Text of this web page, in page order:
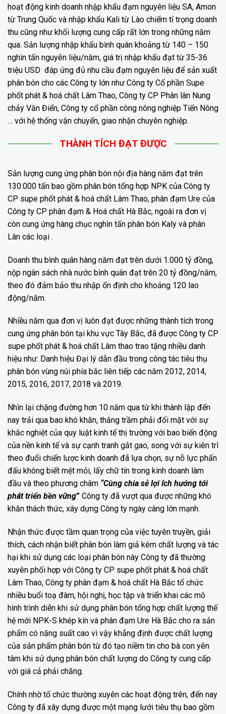
hoạt động kinh doanh nhập khẩu đạm nguyên liệu SA, Amon
từ Trung Quốc và nhập khẩu Kali từ Lào chiểm tỉ trọng doanh
thu cũng như khối lượng cung cấp rất lớn trong những năm
qua. Sản lượng nhập khẩu bình quân khoảng từ 140 – 150
nghìn tấn nguyên liệu/năm, giá trị nhập khẩu đạt từ 35-36
triệu USD đáp ứng đủ nhu cầu đạm nguyên liệu để sản xuất
phân bón cho các Công ty lớn như Công ty Cổ phần Supe
phốt phát & hoá chất Lâm Thao, Công ty CP Phân lân Nung
chảy Văn Điển, Công ty cổ phần công nông nghiệp Tiến Nông
… với hệ thống vận chuyển, giao nhận chuyên nghiệp.
THÀNH TÍCH ĐẠT ĐƯỢC
Sản lượng cung ứng phân bón nội địa hàng năm đạt trên
130.000 tấn bao gồm phân bón tổng hợp NPK của Công ty
CP supe phốt phát & hoá chất Lâm Thao, phân đạm Ure của
Công ty CP phân đạm & Hoá chất Hà Bắc, ngoài ra đơn vị
còn cung ứng hàng chục nghìn tấn phân bón Kaly và phân
Lân các loại .
Doanh thu bình quân hàng năm đạt trên dưới 1.000 tỷ đồng,
nộp ngân sách nhà nước bình quân đạt trên 20 tỷ đồng/năm,
theo đó đảm bảo thu nhập ổn định cho khoảng 120 lao
động/năm.
Nhiều năm qua đơn vị luôn đạt được những thành tích trong
cung ứng phân bón tại khu vực Tây Bắc, đã được Công ty CP
supe phốt phát & hoá chất Lâm thao trao tặng nhiều danh
hiệu như: Danh hiệu Đại lý dẫn đầu trong công tác tiêu thụ
phân bón vùng núi phía bắc liên tiếp các năm 2012, 2014,
2015, 2016, 2017, 2018 và 2019.
Nhìn lại chặng đường hơn 10 năm qua từ khi thành lập đến
nay trải qua bao khó khăn, thăng trầm phải đối mặt với sự
khắc nghiệt của quy luật kinh tế thị trường với bao biến động
của nền kinh tế và sự cạnh tranh gắt gao, song với sự kiên trì
theo đuổi chiến lược kinh doanh đã lựa chọn, sự nỗ lực phấn
đấu không biết mệt mỏi, lấy chữ tín trong kinh doanh làm
đầu và theo phương châm “Cùng chia sẻ lợi ích hướng tới
phát triển bền vững” Công ty đã vượt qua được những khó
khăn thách thức, xây dựng Công ty ngày càng lớn mạnh.
Nhận thức được tầm quan trọng của việc tuyên truyền, giải
thích, cách nhận biết phân bón làm giả kém chất lượng và tác
hại khi sử dụng các loại phân bón này Công ty đã thường
xuyên phối hợp với Công ty CP supe phốt phát & hoá chất
Lâm Thao, Công ty phân đạm & hoá chất Hà Bắc tổ chức
nhiều buổi toạ đàm, hội nghị, học tập và triển khai các mô
hình trình diễn khi sử dụng phân bón tổng hợp chất lượng thế
hệ mới NPK-S khép kín và phân đạm Ure Hà Bắc cho ra sản
phẩm có năng suất cao vì vậy khẳng định được chất lượng
của sản phẩm phân bón từ đó tạo niềm tin cho bà con yên
tâm khi sử dụng phân bón chất lượng do Công ty cung cấp
với giá cả phải chăng.
Chính nhờ tổ chức thường xuyên các hoạt động trên, đến nay
Công ty đã xây dựng được một mạng lưới tiêu thụ bao gồm